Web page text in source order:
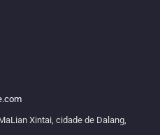
Xintai, cidade de Dalang,